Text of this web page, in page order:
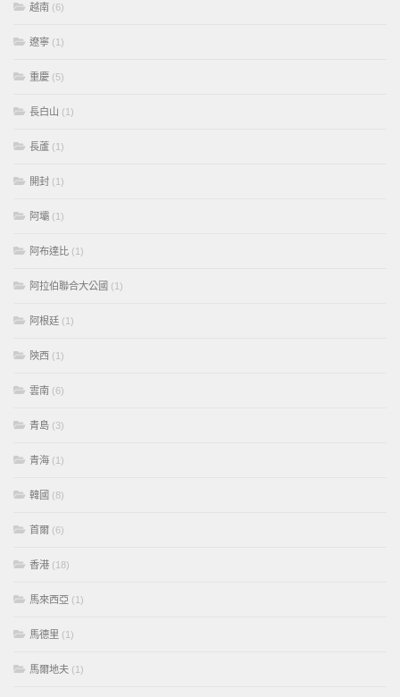
越南 (6)
遼寧 (1)
重慶 (5)
長白山 (1)
長蘆 (1)
開封 (1)
阿壩 (1)
阿布達比 (1)
阿拉伯聯合大公國 (1)
阿根廷 (1)
陝西 (1)
雲南 (6)
青島 (3)
青海 (1)
韓國 (8)
首爾 (6)
香港 (18)
馬來西亞 (1)
馬德里 (1)
馬爾地夫 (1)